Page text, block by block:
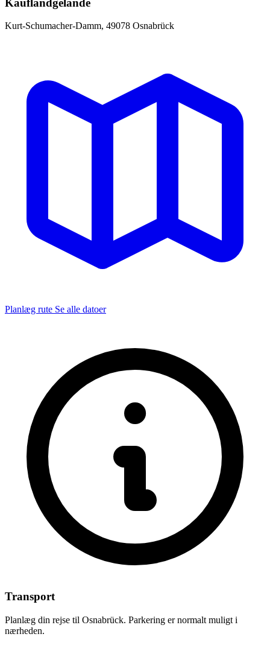
Kauflandgelände
Kurt-Schumacher-Damm, 49078 Osnabrück
Planlæg rute Se alle datoer
Transport
Planlæg din rejse til Osnabrück. Parkering er normalt muligt i
nærheden.